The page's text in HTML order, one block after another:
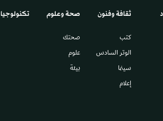
ثقافة وفنون
كتب
الوتر السادس​
سينما
إعلام
صحة وعلوم
صحتك
علوم
بيئة
تكنولوجيا